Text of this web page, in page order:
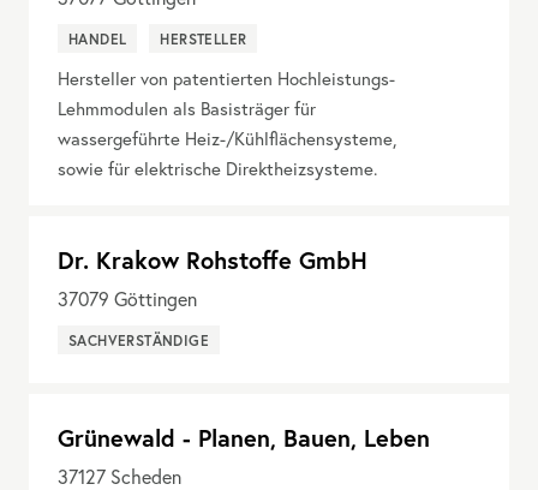
HANDEL HERSTELLER
Hersteller von patentierten Hochleistungs-
Lehmmodulen als Basisträger für
wassergeführte Heiz-/Kühlflächensysteme,
sowie für elektrische Direktheizsysteme.
Dr. Krakow Rohstoffe GmbH
37079 Göttingen
SACHVERSTÄNDIGE
Grünewald - Planen, Bauen, Leben
37127 Scheden